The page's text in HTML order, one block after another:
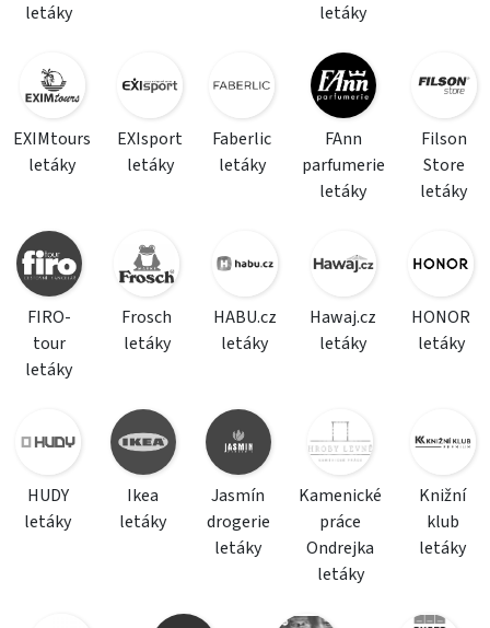
letáky
letáky
EXIMtours
letáky
EXIsport
letáky
Faberlic
letáky
FAnn
parfumerie
letáky
Filson
Store
letáky
FIRO-
tour
letáky
Frosch
letáky
HABU.cz
letáky
Hawaj.cz
letáky
HONOR
letáky
HUDY
letáky
Ikea
letáky
Jasmín
drogerie
letáky
Kamenické
práce
Ondrejka
letáky
Knižní
klub
letáky